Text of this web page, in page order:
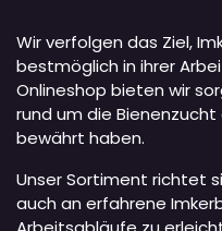
Wir verfolgen das Ziel,
bestmöglich in ihrer
Onlineshop bieten wir
rund um die Bienenzucht
bewährt haben.
Unser Sortiment richtet
auch an erfahrene